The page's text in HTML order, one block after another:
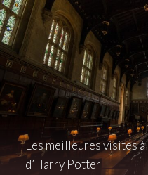
Les meilleures visites
d’Harry Potter